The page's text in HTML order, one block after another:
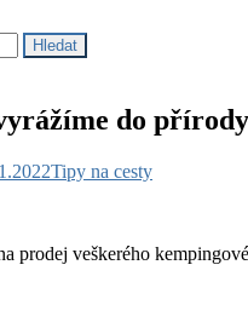
do
Tipy na cesty
prodej veškerého